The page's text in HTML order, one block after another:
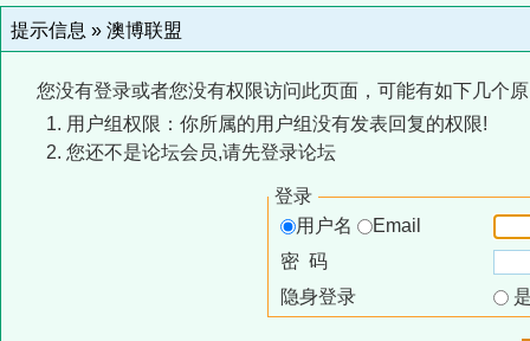
提示信息 » 澳博联盟
您没有登录或者您没有权限访问此页面，可能有如下几个
用户组权限：你所属的用户组没有发表回复的权限!
您还不是论坛会员,请先登录论坛
登录
用户名
Email
密 码
隐身登录